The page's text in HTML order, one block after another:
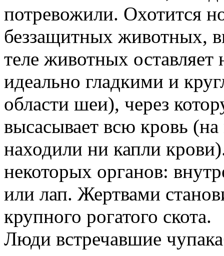
потревожили. Охотится
беззащитных животных,
теле животных
идеально гладкими и
области шеи), через
высасывает всю кровь
находили ни капли
некоторых органов:
или лап. Жертвами
крупного рогатого скота.
Люди встречавшие